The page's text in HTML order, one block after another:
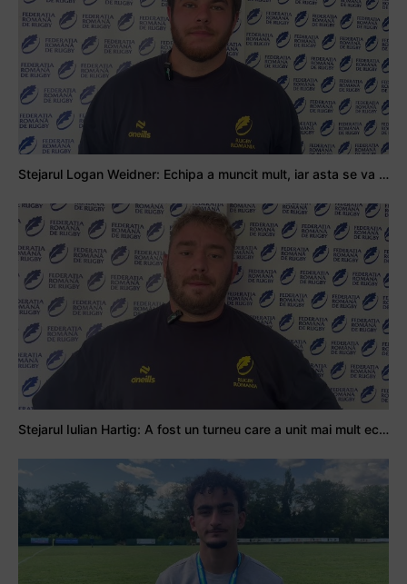
Stejarul Logan Weidner: Echipa a muncit mult, iar asta se va vedea în meciurile de la Nations Cup
Stejarul Iulian Hartig: A fost un turneu care a unit mai mult echipa